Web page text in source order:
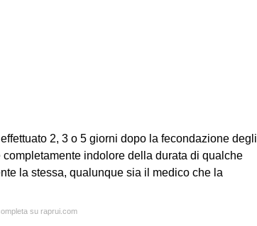
2, 3 o 5 giorni dopo la fecondazione degli
indolore della durata di qualche
la stessa, qualunque sia il medico che la
su raprui.com